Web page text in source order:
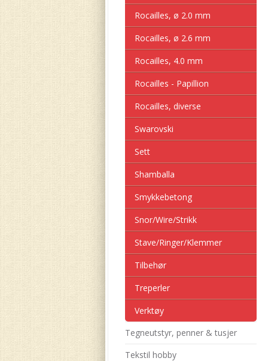
Rocailles, ø 2.0 mm
Rocailles, ø 2.6 mm
Rocailles, 4.0 mm
Rocailles - Papillion
Rocailles, diverse
Swarovski
Sett
Shamballa
Smykkebetong
Snor/Wire/Strikk
Stave/Ringer/Klemmer
Tilbehør
Treperler
Verktøy
Tegneutstyr, penner & tusjer
Tekstil hobby